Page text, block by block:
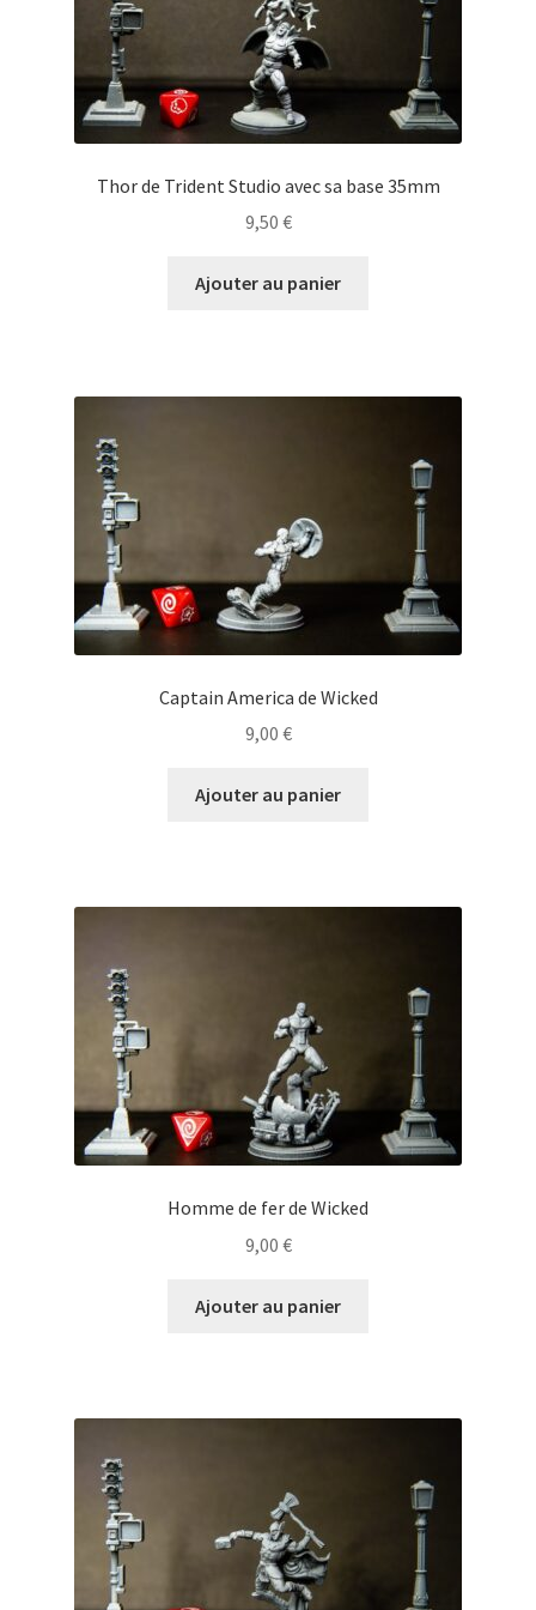
Thor de Trident Studio avec sa base 35mm
9,50 €
Ajouter au panier
Captain America de Wicked
9,00 €
Ajouter au panier
Homme de fer de Wicked
9,00 €
Ajouter au panier